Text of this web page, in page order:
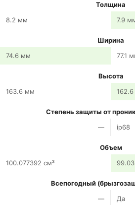
Толщина
8.2 мм
7.9
Ширина
74.6 мм
77.1
Высота
163.6 мм
Степень защиты от
—
ip68
Объем
100.077392 см³
Всепогодный
—
Да